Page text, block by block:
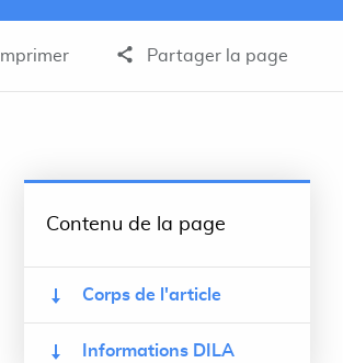
Imprimer Partager la page
Contenu de la page
Corps de l'article
Informations DILA